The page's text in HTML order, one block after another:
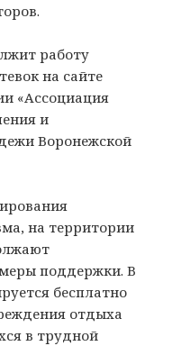
работу
на сайте
«Ассоциация
и
Воронежской
на территории
поддержки. В
бесплатно
отдыха
в трудной